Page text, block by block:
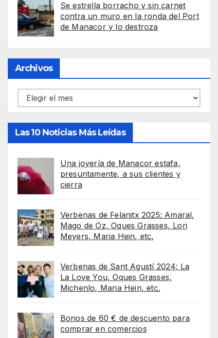
Se estrella borracho y sin carnet
contra un muro en la ronda del Port
de Manacor y lo destroza
Archivos
Archivos
Las 10 Noticias Más Leídas
Una joyería de Manacor estafa,
presuntamente, a sus clientes y
cierra
Verbenas de Felanitx 2025: Amaral,
Mago de Oz, Oques Grasses, Lori
Meyers, Maria Hein, etc.
Verbenas de Sant Agustí 2024: La
La Love You, Oques Grasses,
Michenlo, Maria Hein, etc.
Bonos de 60 € de descuento para
comprar en comercios